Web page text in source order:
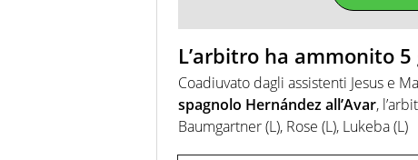
L’arbitro ha ammonito
Coadiuvato dagli assistenti Jesus e
spagnolo Hernández all’Avar,
Baumgartner (L), Rose (L), Lukeba (L)